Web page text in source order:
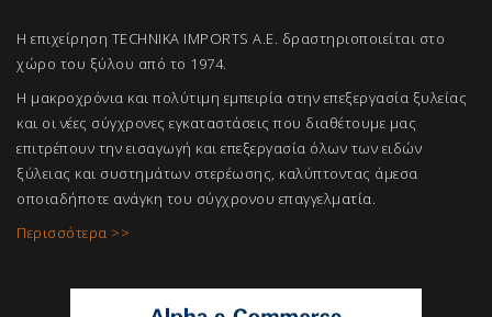
Η επιχείρηση TECHNIKA IMPORTS A.E. δραστηριοποιείται στο
χώρο του ξύλου από το 1974.
Η μακροχρόνια και πολύτιμη εμπειρία στην επεξεργασία ξυλείας
και οι νέες σύγχρονες εγκαταστάσεις που διαθέτουμε μας
επιτρέπουν την εισαγωγή και επεξεργασία όλων των ειδών
ξύλειας και συστημάτων στερέωσης, καλύπτοντας άμεσα
οποιαδήποτε ανάγκη του σύγχρονου επαγγελματία.
Περισσότερα >>